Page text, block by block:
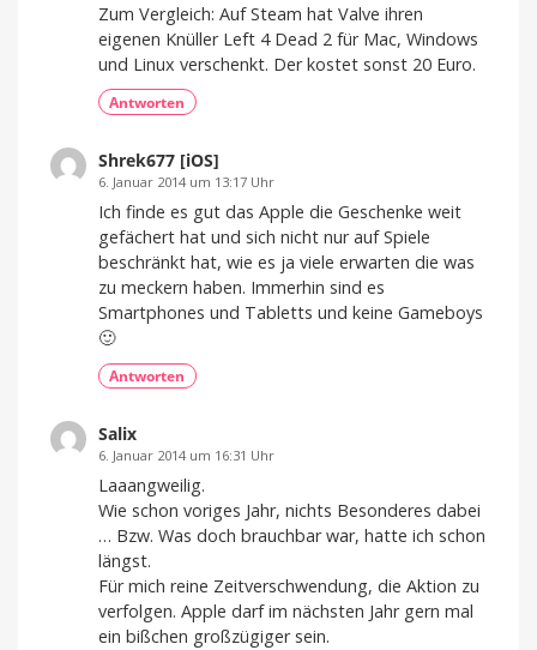
Zum Vergleich: Auf Steam hat Valve ihren
eigenen Knüller Left 4 Dead 2 für Mac, Windows
und Linux verschenkt. Der kostet sonst 20 Euro.
Antworten
Shrek677 [iOS]
6. Januar 2014 um 13:17 Uhr
Ich finde es gut das Apple die Geschenke weit
gefächert hat und sich nicht nur auf Spiele
beschränkt hat, wie es ja viele erwarten die was
zu meckern haben. Immerhin sind es
Smartphones und Tabletts und keine Gameboys
🙂
Antworten
Salix
6. Januar 2014 um 16:31 Uhr
Laaangweilig.
Wie schon voriges Jahr, nichts Besonderes dabei
… Bzw. Was doch brauchbar war, hatte ich schon
längst.
Für mich reine Zeitverschwendung, die Aktion zu
verfolgen. Apple darf im nächsten Jahr gern mal
ein bißchen großzügiger sein.